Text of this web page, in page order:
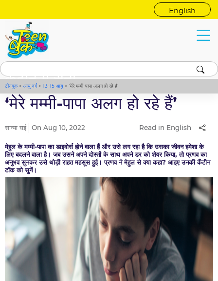
English
कैंटीन में सुना
टीनबुक>आयु वर्ग>13-15 आयु >‘मेरे मम्मी-पापा अलग हो रहे हैं’
‘मेरे मम्मी-पापा अलग हो रहे हैं’
सान्या घई On Aug 10, 2022 Read in English
मेहुल के मम्मी-पापा का डाइवोर्स होने वाला हैं और उसे लग रहा है कि उसका जीवन हमेशा के
लिए बदलने वाला है। जब उसने अपने दोस्तों के साथ अपने डर को शेयर किया, तो प्रणव का
अनुभव सुनकर उसे थोड़ी राहत महसूस हुई। प्रणव ने मेहुल से क्या कहा? आइए उनकी कैंटीन
टॉक को सुनें।